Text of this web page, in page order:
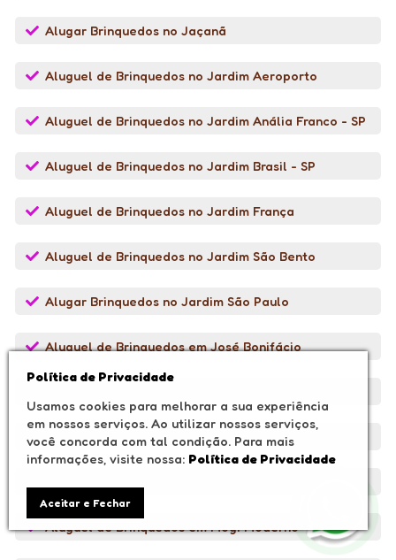
Alugar Brinquedos no Jaçanã
Aluguel de Brinquedos no Jardim Aeroporto
Aluguel de Brinquedos no Jardim Anália Franco - SP
Aluguel de Brinquedos no Jardim Brasil - SP
Aluguel de Brinquedos no Jardim França
Aluguel de Brinquedos no Jardim São Bento
Alugar Brinquedos no Jardim São Paulo
Aluguel de Brinquedos em José Bonifácio
Brinquedos no Mandaqui - SP
Aluguel de Brinquedos em Mogi Moderno
Política de Privacidade
Usamos cookies para melhorar a sua experiência
em nossos serviços. Ao utilizar nossos serviços,
você concorda com tal condição. Para mais
informações, visite nossa: Política de Privacidade
Aceitar e Fechar